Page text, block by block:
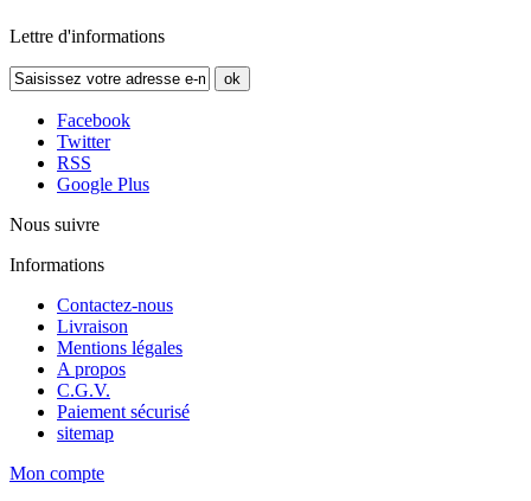
Lettre d'informations
ok
Facebook
Twitter
RSS
Google Plus
Nous suivre
Informations
Contactez-nous
Livraison
Mentions légales
A propos
C.G.V.
Paiement sécurisé
sitemap
Mon compte